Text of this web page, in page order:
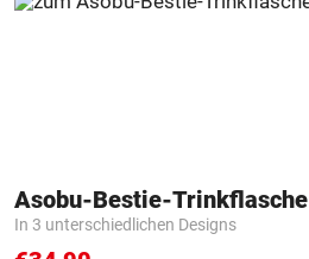
Asobu-Bestie-Trinkflasche
In 3 unterschiedlichen Designs